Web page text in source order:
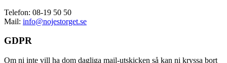
Telefon: 08-19 50 50
Mail: info@nojestorget.se
GDPR
Om ni inte vill ha dom dagliga mail-utskicken så kan ni kryssa bort